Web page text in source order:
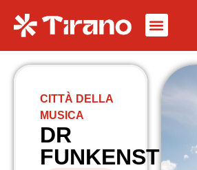
CITTÀ DELLA
MUSICA
DR
FUNKENSTEIN